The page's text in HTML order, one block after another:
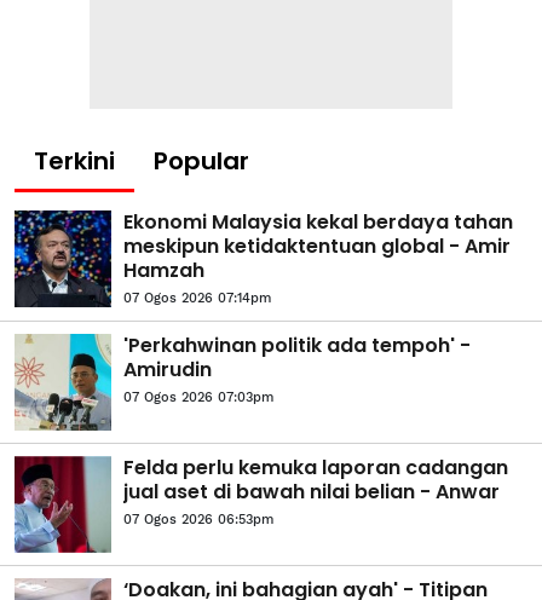
Terkini Popular
Ekonomi Malaysia kekal berdaya tahan
meskipun ketidaktentuan global - Amir
Hamzah
07 Ogos 2026 07:14pm
'Perkahwinan politik ada tempoh' -
Amirudin
07 Ogos 2026 07:03pm
Felda perlu kemuka laporan cadangan
jual aset di bawah nilai belian - Anwar
07 Ogos 2026 06:53pm
‘Doakan, ini bahagian ayah' - Titipan